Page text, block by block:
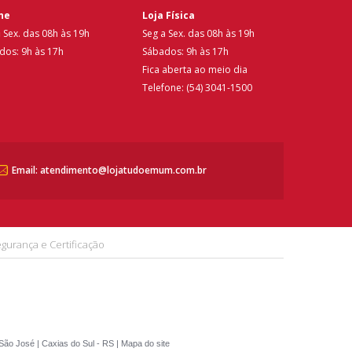
Sex. das 08h às 19h
9h às 17h
Loja Física
Seg a Sex. das 08h às 19h
Sábados: 9h às 17h
Fica aberta ao meio dia
Telefone: (54) 3041-1500
Email: atendimento@lojatudoemum.com.br
e Certificação
José | Caxias do Sul - RS | Mapa do site